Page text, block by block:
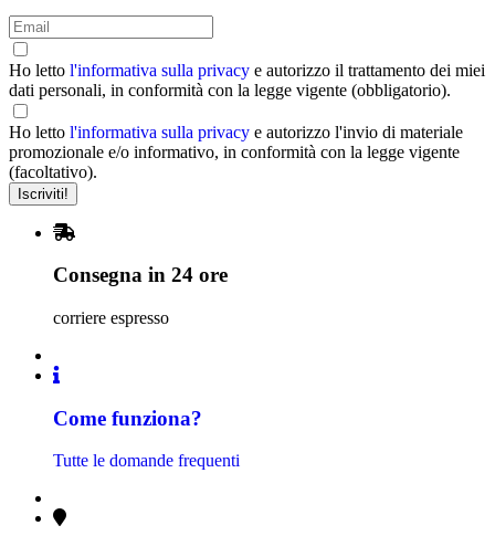
Ho letto l'informativa sulla privacy e autorizzo il trattamento dei miei
dati personali, in conformità con la legge vigente (obbligatorio).
Ho letto l'informativa sulla privacy e autorizzo l'invio di materiale
promozionale e/o informativo, in conformità con la legge vigente
(facoltativo).
Consegna in 24 ore
corriere espresso
Come funziona?
Tutte le domande frequenti